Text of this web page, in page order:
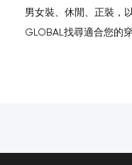
男女裝、休閒、正裝，
GLOBAL找尋適合您的